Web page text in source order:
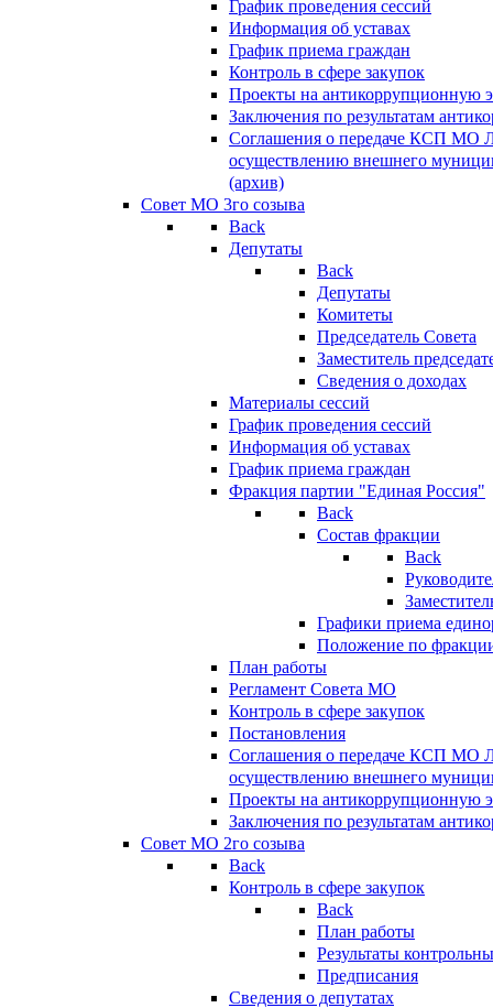
График проведения сессий
Информация об уставах
График приема граждан
Контроль в сфере закупок
Проекты на антикоррупционную
Заключения по результатам
Соглашения о передаче КСП МО
осуществлению внешнего
(архив)
Совет МО 3го созыва
Back
Депутаты
Back
Депутаты
Комитеты
Председатель Совета
Заместитель
Сведения о доходах
Материалы сессий
График проведения сессий
Информация об уставах
График приема граждан
Фракция партии "Единая Россия"
Back
Состав фракции
Back
Графики приема
Положение по
План работы
Регламент Совета МО
Контроль в сфере закупок
Постановления
Соглашения о передаче КСП МО
осуществлению внешнего
Проекты на антикоррупционную
Заключения по результатам
Совет МО 2го созыва
Back
Контроль в сфере закупок
Back
План работы
Результаты
Предписания
Сведения о депутатах